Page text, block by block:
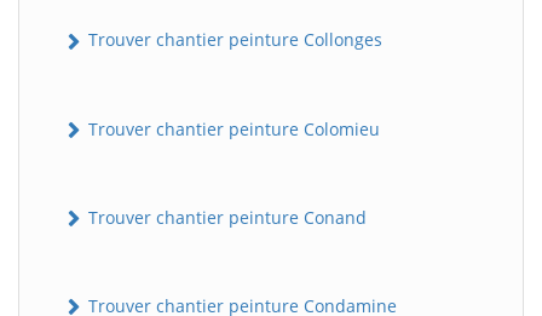
Trouver chantier peinture Collonges
Trouver chantier peinture Colomieu
Trouver chantier peinture Conand
Trouver chantier peinture Condamine
BatiWebPro